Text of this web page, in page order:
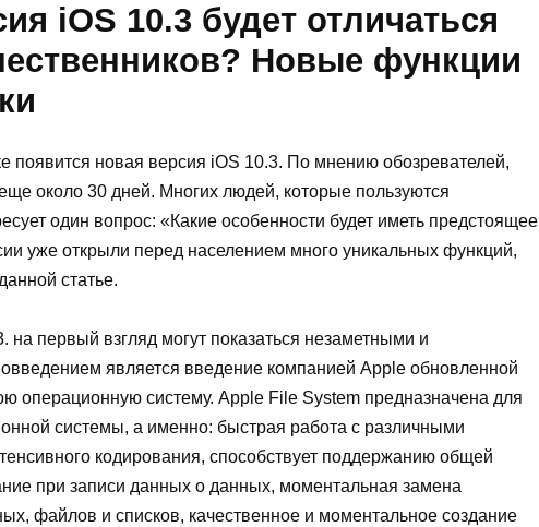
iOS 10.3 будет отличаться
Новые функции
появится новая версия iOS 10.3. По мнению обозревателей,
около 30 дней. Многих людей, которые пользуются
один вопрос: «Какие особенности будет иметь предстоящее
уже открыли перед населением много уникальных функций,
статье.
первый взгляд могут показаться незаметными и
является введение компанией Apple обновленной
операционную систему. Apple File System предназначена для
системы, а именно: быстрая работа с различными
кодирования, способствует поддержанию общей
при записи данных о данных, моментальная замена
файлов и списков, качественное и моментальное создание